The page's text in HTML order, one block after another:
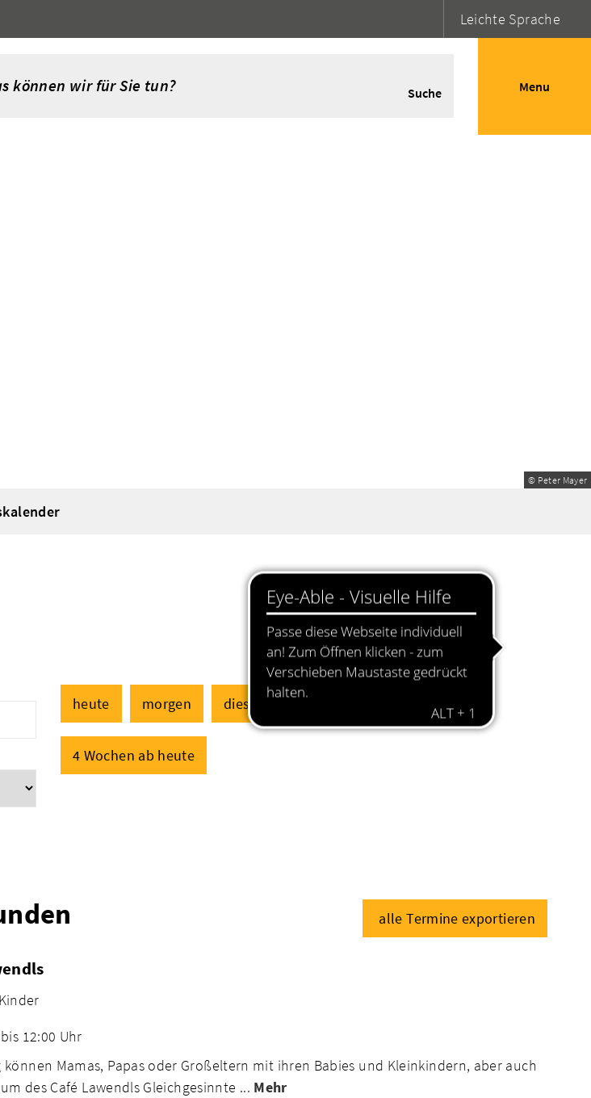
Leichte Sprache
Suche Menu
© Peter Mayer
heute morgen diese Woche
4 Wochen ab heute
alle Termine exportieren
Kinder
12:00 Uhr
Mamas, Papas oder Großeltern mit ihren Babies und Kleinkindern, aber auch
des Café Lawendls Gleichgesinnte ... Mehr